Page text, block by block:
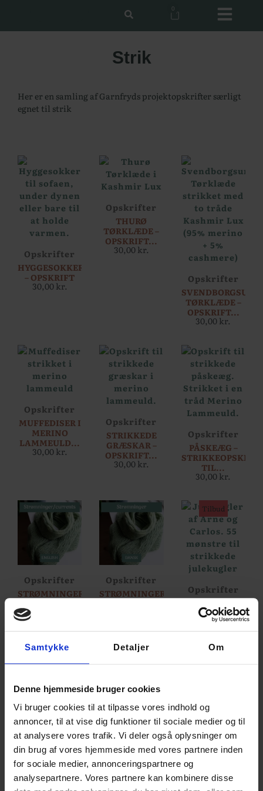
Samtykke Detaljer Om
Denne hjemmeside bruger cookies
Vi bruger cookies til at tilpasse vores indhold og
annoncer, til at vise dig funktioner til sociale medier og til
at analysere vores trafik. Vi deler også oplysninger om
din brug af vores hjemmeside med vores partnere inden
for sociale medier, annonceringspartnere og
analysepartnere. Vores partnere kan kombinere disse
0
Strik
Her er en samling af Garnfryds projektopskrifter særligt
egnet til strik
Opskrifter
HYGGESOKKER
– OPSKRIFT
30,00 kr.
Opskrifter
THURØ
TØRKLÆDE –
OPSKRIFT...
30,00 kr.
Opskrifter
SVENDBORGSUND
TØRKLÆDE –
OPSKRIFT...
30,00 kr.
Opskrifter
MUFFEDISER I
MERINO
LAMMEULD...
30,00 kr.
Opskrifter
STRIKKEDE
GRÆSKAR –
OPSKRIFT...
30,00 kr.
Opskrifter
PÅSKEÆG –
TIL...
30,00 kr.
Opskrifter
STRØMNINGER
DANISH...
Opskrifter
STRØMNINGER
Tilbud
Opskrifter
AF ARNE OG...
299,00kr.
199,00kr.
Opskrifter
Kits
I LAMMEULD
–...
100,00kr.
I LAMMEULD
–...
30,00kr.